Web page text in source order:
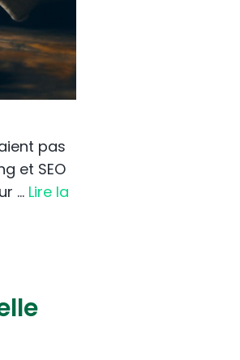
pas
et SEO
… Lire la